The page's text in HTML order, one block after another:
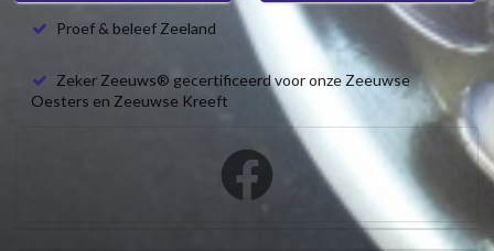
Proef & beleef Zeeland
Zeker Zeeuws® gecertificeerd voor onze Zeeuwse
Oesters en Zeeuwse Kreeft